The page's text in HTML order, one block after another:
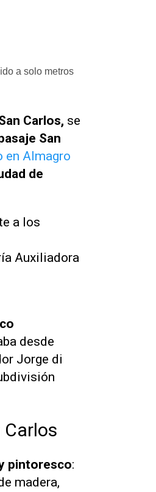
a solo metros
Carlos, se
San
en Almagro
de
a los
Auxiliadora
desde
Jorge di
pintoresco:
madera,